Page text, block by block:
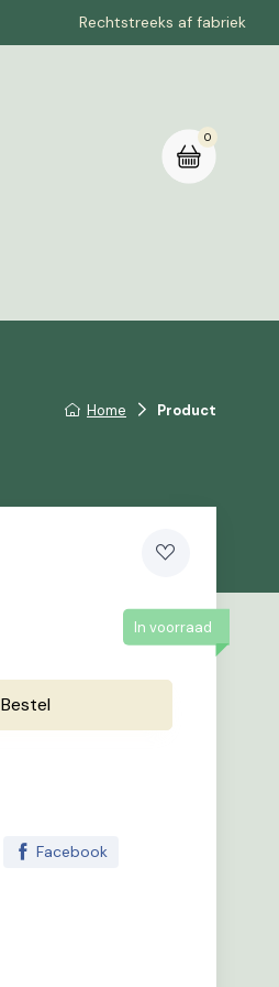
Rechtstreeks af fabriek
0
Home Product
In voorraad
Bestel
Facebook